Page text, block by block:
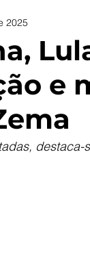
e
2025